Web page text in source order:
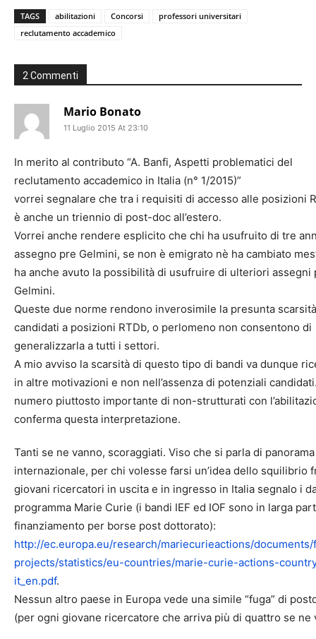
TAGS abilitazioni Concorsi
professori universitari
reclutamento accademico
2 Commenti
Mario Bonato
11 Luglio 2015 At 23:10
In merito al contributo “A. Banfi, Aspetti problematici del
reclutamento accademico in Italia (n° 1/2015)”
vorrei segnalare che tra i requisiti di accesso alle posizioni
è anche un triennio di post-doc all’estero.
Vorrei anche rendere esplicito che chi ha usufruito di tre
assegno pre Gelmini, se non è emigrato nè ha cambiato
ha anche avuto la possibilità di usufruire di ulteriori assegni
Gelmini.
Queste due norme rendono inverosimile la presunta
candidati a posizioni RTDb, o perlomeno non consentono di
generalizzarla a tutti i settori.
A mio avviso la scarsità di questo tipo di bandi va dunque
in altre motivazioni e non nell’assenza di potenziali
numero piuttosto importante di non-strutturati con
conferma questa interpretazione.
Tanti se ne vanno, scoraggiati. Viso che si parla di panorama
internazionale, per chi volesse farsi un’idea dello squilibrio
giovani ricercatori in uscita e in ingresso in Italia segnalo i
programma Marie Curie (i bandi IEF ed IOF sono in larga
finanziamento per borse post dottorato):
http://ec.europa.eu/research/mariecurieactions/
projects/statistics/eu-countries/marie-curie-actions-
it_en.pdf.
Nessun altro paese in Europa vede una simile “fuga” di
(per ogni giovane ricercatore che arriva più di quattro se ne